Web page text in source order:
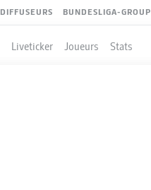
DIFFUSEURS BUNDESLIGA-GROUP
Liveticker Joueurs Stats